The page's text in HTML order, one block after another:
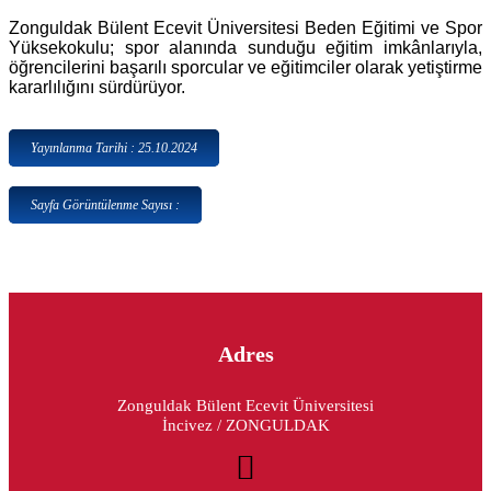
Zonguldak Bülent Ecevit Üniversitesi Beden Eğitimi ve Spor
Yüksekokulu; spor alanında sunduğu eğitim imkânlarıyla,
öğrencilerini başarılı sporcular ve eğitimciler olarak yetiştirme
kararlılığını sürdürüyor.
Yayınlanma Tarihi : 25.10.2024
Sayfa Görüntülenme Sayısı :
Adres
Zonguldak Bülent Ecevit Üniversitesi
İncivez / ZONGULDAK